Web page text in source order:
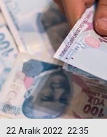
22:35
22 Aralık 2022